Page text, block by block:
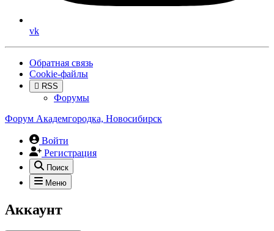
vk
Обратная связь
Cookie-файлы
RSS
Форумы
Форум Академгородка, Новосибирск
Войти
Регистрация
Поиск
Меню
Аккаунт